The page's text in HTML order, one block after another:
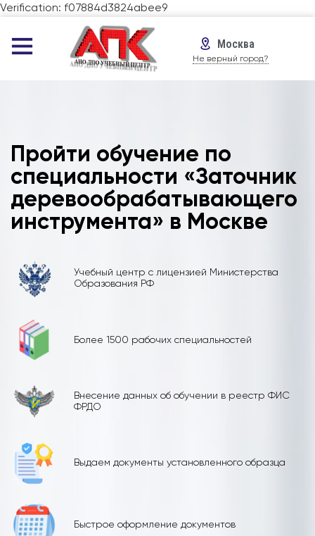
Verification: f07884d3824abee9
Москва
Не верный город?
Пройти обучение по
специальности «Заточник
деревообрабатывающего
инструмента» в Москве
Учебный центр с лицензией Министерства
Образования РФ
Более 1500 рабочих специальностей
Внесение данных об обучении в реестр ФИС
ФРДО
Выдаем документы установленного образца
Быстрое оформление документов